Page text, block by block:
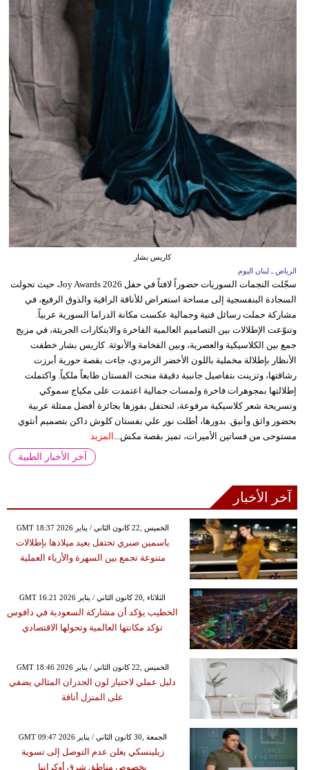
كاريس بشار
الرياض ـ لبنان اليوم
سجّلت النجمات السوريات حضوراً لافتاً في حفل Joy Awards 2026، حيث تحولت
السجادة البنفسجية إلى مساحة استعراض للأناقة الراقية والذوق الرفيع، في
مشاركة حملت رسائل فنية وجمالية عكست مكانة الدراما السورية عربياً.
وتنوّعت الإطلالات بين التصاميم العالمية الفاخرة والابتكارات الجريئة، في مزيج
جمع بين الكلاسيكية والعصرية، وبين الفخامة والأنوثة. كاريس بشار خطفت
الأنظار بإطلالة مخملية باللون الأخضر الزمردي، جاءت بقصة حورية أبرزت
رشاقتها، وتزينت بتفاصيل جانبية دقيقة منحت الفستان طابعاً ملكياً. واكتملت
إطلالتها بمجوهرات فاخرة ولمسات جمالية اعتمدت على مكياج سموكي
وتسريحة شعر كلاسيكية مرفوعة، لتحتفل بفوزها بجائزة أفضل ممثلة عربية
بحضور واثق وأنيق. بدورها، أطلت نور علي بفستان كلوش داكن بتصميم أنثوي
مستوحى من فساتين الأميرات، تميز بقصة مكش... المزيد
آخر الأخبار الطبية
آخر الأخبار
GMT 18:37 2026 الخميس ,22 كانون الثاني / يناير
ياسمين صبري تحتفل بعيد ميلادها بإطلالات
متنوعة تجمع بين السهرة والأزياء العملية
GMT 16:21 2026 الثلاثاء ,20 كانون الثاني / يناير
الخطيب يؤكد أن مشاركة السعودية في دافوس
تؤكد مكانتها العالمية وتحولها الاقتصادي
GMT 18:46 2026 الخميس ,22 كانون الثاني / يناير
دليل عملي لاختيار لون الجدران المثالي يضفي
على المنزل أناقة
GMT 09:47 2026 الجمعة ,30 كانون الثاني / يناير
زيلينسكي يعلن عدم التوصل إلى تسوية
بخصوص مناطق شرق أوكرانيا